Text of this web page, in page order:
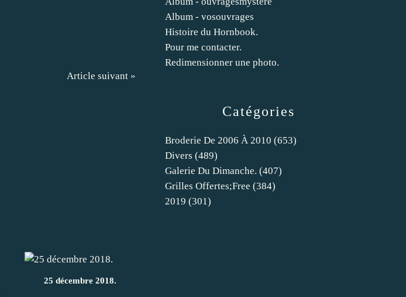
Article suivant »
25 décembre 2018.
Catégories
Broderie De 2006 À 2010 (653)
Divers (489)
Galerie Du Dimanche. (407)
Grilles Offertes;free (384)
2019 (301)
Album - vosouvrages
Histoire du Hornbook.
Pour me contacter.
Redimensionner une photo.